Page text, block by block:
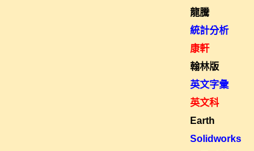
龍騰
統計分析
康軒
翰林版
英文字彙
英文科
Earth
Solidworks